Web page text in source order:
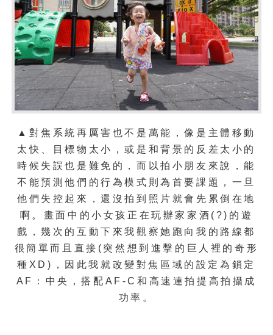
▲對焦系統再厲害也不是萬能，像是主體移動
太快、目標物太小，或是和背景的反差太小的
時候失誤也是難免的，而以拍小朋友來說，能
不能預測他們的行為模式則為首要課題，一旦
他們失控起來，還沒拍到照片就會先累倒在地
啊。畫面中的小女孩正在玩辦家家酒(?)的遊
戲，幾次的互動下來我觀察她跑向我的路線都
很簡單而且直接(突然想到進擊的巨人裡的奇形
種XD)，因此我就改變對焦區域的設定為鎖定
AF：中央，搭配AF-C和高速連拍提高拍攝成
功率。